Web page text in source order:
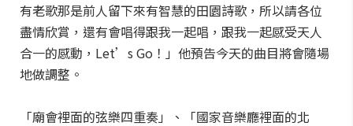
有老歌那是前人留下來有智慧的田園詩歌，所以請各位
盡情欣賞，還有會唱得跟我一起唱，跟我一起感受天人
合一的感動，Let’s Go！」他預告今天的曲目將會隨場
地做調整。
「廟會裡面的弦樂四重奏」、「國家音樂廳裡面的北